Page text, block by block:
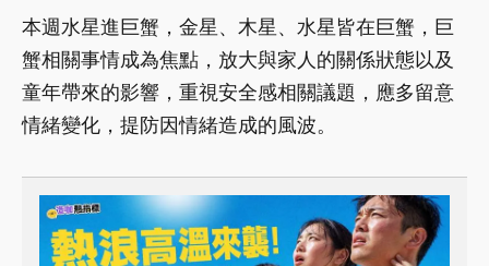
本週水星進巨蟹，金星、木星、水星皆在巨蟹，巨
蟹相關事情成為焦點，放大與家人的關係狀態以及
童年帶來的影響，重視安全感相關議題，應多留意
情緒變化，提防因情緒造成的風波。